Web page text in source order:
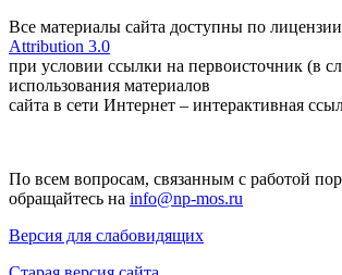
Все материалы сайта доступны по лицензии
Attribution 3.0
при условии ссылки на первоисточник (в
использования материалов
сайта в сети Интернет – интерактивная
По всем вопросам, связанным с работой
обращайтесь на info@np-mos.ru
Версия для слабовидящих